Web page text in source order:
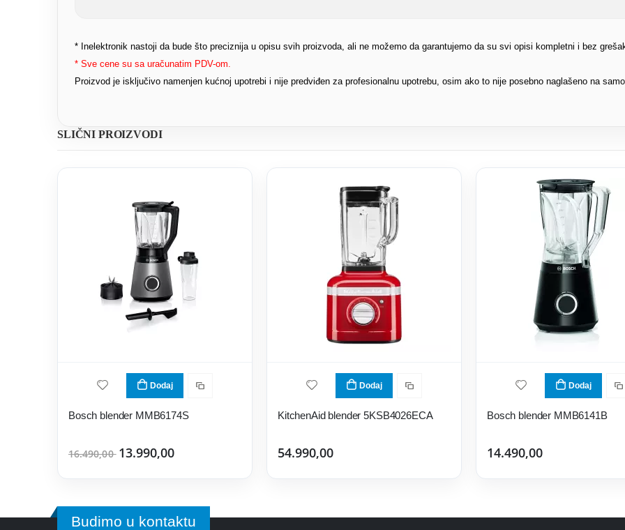
* Inelektronik nastoji da bude što preciznija u opisu svih proizvoda, ali ne možemo da garantujemo da su svi opisi kompletni i bez
* Sve cene su sa uračunatim PDV-om.
Proizvod je isključivo namenjen kućnoj upotrebi i nije predviđen za profesionalnu upotrebu, osim ako to nije posebno naglašeno na
SLIČNI PROIZVODI
Dodaj
Bosch blender MMB6174S
16.490,00 13.990,00
Dodaj
KitchenAid blender 5KSB4026ECA
54.990,00
Dodaj
Bosch blender MMB6141B
14.490,00
Budimo u kontaktu